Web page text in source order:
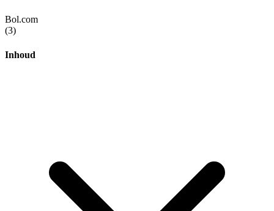
Bol.com
(3)
Inhoud